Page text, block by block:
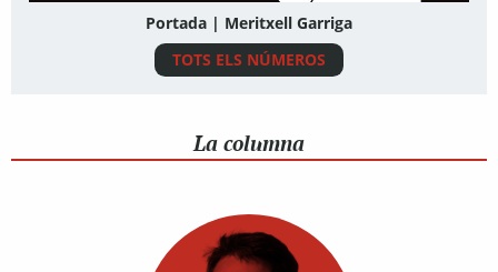
Portada | Meritxell Garriga
TOTS ELS NÚMEROS
La columna